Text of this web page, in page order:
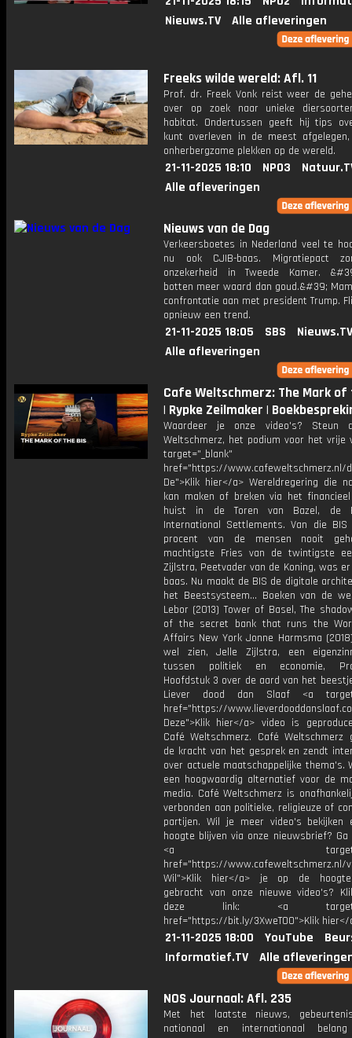
Nieuws.TV
Alle afleveringen
Freeks wilde wereld: Afl. 11
Prof. dr. Freek Vonk reist weer de
over op zoek naar unieke
habitat. Ondertussen geeft hij tips
kunt overleven in de meest
onherbergzame plekken op de wereld.
21-11-2025 18:10 NPO3
Alle afleveringen
Nieuws van de Dag
Verkeersboetes in Nederland veel te
nu ook CJIB-baas. Migratiepact
onzekerheid in Tweede Kamer.
botten meer waard dan goud.&#39;
confrontatie aan met president Trump.
opnieuw een trend.
21-11-2025 18:05 SBS
Nieuws.TV
Alle afleveringen
Cafe Weltschmerz: The Mark of
| Rypke Zeilmaker |
Waardeer je onze video's? Steun
Weltschmerz, het podium voor het vrije
target="_blank"
href="https://www.cafeweltschmerz.nl/
De">Klik hier</a> Wereldregering die
kan maken of breken via het
huist in de Toren van Bazel, de
International Settlements. Van die
procent van de mensen nooit
machtigste Fries van de twintigste
Zijlstra, Peetvader van de Koning, was
baas. Nu maakt de BIS de digitale
het Beestsysteem... Boeken van de
Lebor (2013) Tower of Basel, The
of the secret bank that runs the
Affairs New York Jonne Harmsma
wel zien, Jelle Zijlstra, een
tussen politiek en economie,
Hoofdstuk 3 over de aard van het beestje
Liever dood dan Slaaf <a
href="https://
Deze">Klik hier</a> video is
Café Weltschmerz. Café Weltschmerz
de kracht van het gesprek en zendt
over actuele maatschappelijke thema's.
een hoogwaardig alternatief voor de
media. Café Weltschmerz is
verbonden aan politieke, religieuze of
partijen. Wil je meer video's bekijken
hoogte blijven via onze nieuwsbrief? Ga
<a
href="https://www.cafeweltschmerz.nl/
Wil">Klik hier</a> je op de
gebracht van onze nieuwe video's?
deze link: <a
href="https://bit.ly/3XweTO0">Klik hier</
21-11-2025 18:00 YouTube
Informatief.TV
Alle
NOS Journaal: Afl. 235
Met het laatste nieuws,
nationaal en internationaal